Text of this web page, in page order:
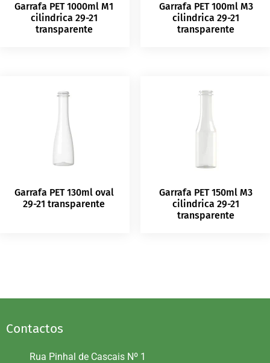
Garrafa PET 1000ml M1
cilindrica 29-21
transparente
Garrafa PET 100ml M3
cilindrica 29-21
transparente
Garrafa PET 130ml oval
29-21 transparente
Garrafa PET 150ml M3
cilindrica 29-21
transparente
Contactos
Rua Pinhal de Cascais Nº 1